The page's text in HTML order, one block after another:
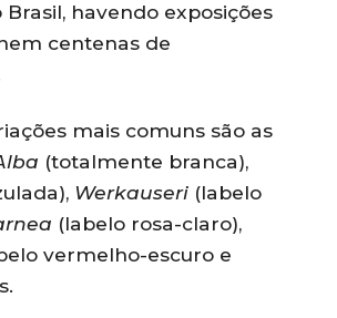
havendo exposições
centenas de
mais comuns são as
(totalmente branca),
Werkauseri (labelo
(labelo rosa-claro),
vermelho-escuro e